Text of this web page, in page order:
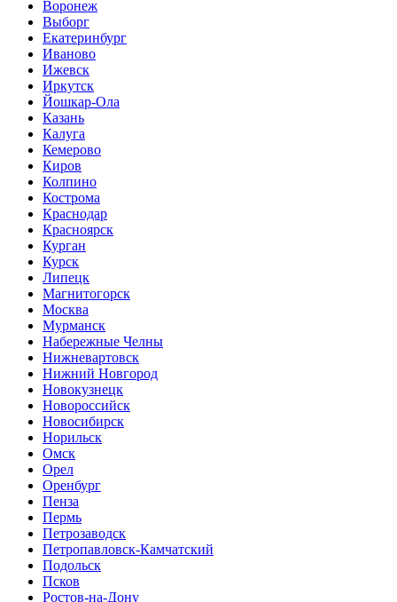
Воронеж
Выборг
Екатеринбург
Иваново
Ижевск
Иркутск
Йошкар-Ола
Казань
Калуга
Кемерово
Киров
Колпино
Кострома
Краснодар
Красноярск
Курган
Курск
Липецк
Магнитогорск
Москва
Мурманск
Набережные Челны
Нижневартовск
Нижний Новгород
Новокузнецк
Новороссийск
Новосибирск
Норильск
Омск
Орел
Оренбург
Пенза
Пермь
Петрозаводск
Петропавловск-Камчатский
Подольск
Псков
Ростов-на-Дону